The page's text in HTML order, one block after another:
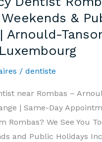
&
Arnould-
/ dentiste
near Rombas –
| Same-Day
Rombas? We See You
and Public Holidays